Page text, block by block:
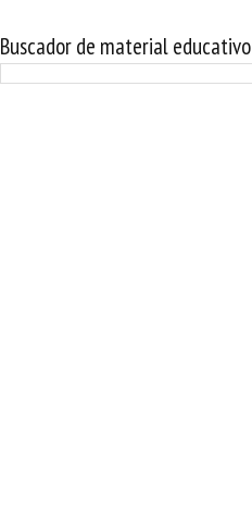
Buscador de material educativo